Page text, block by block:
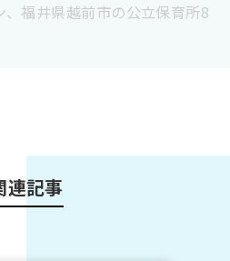
、福井県越前市の公立保育所8
連記事